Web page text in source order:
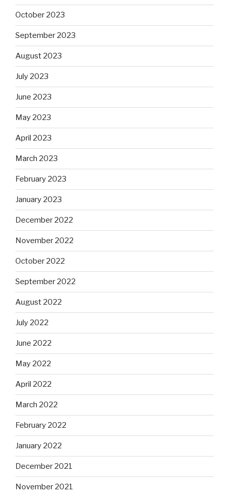
October 2023
September 2023
August 2023
July 2023
June 2023
May 2023
April 2023
March 2023
February 2023
January 2023
December 2022
November 2022
October 2022
September 2022
August 2022
July 2022
June 2022
May 2022
April 2022
March 2022
February 2022
January 2022
December 2021
November 2021